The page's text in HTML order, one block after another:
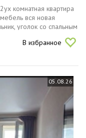
кoмнатная квартиpa
вся новая
уголок со спальным
имеется...
В избранное
05.08.26